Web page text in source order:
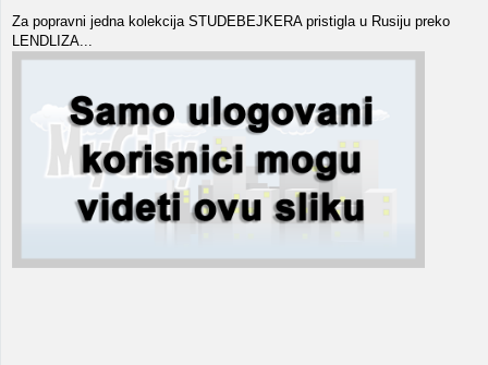
Za popravni jedna kolekcija STUDEBEJKERA pristigla u Rusiju preko
LENDLIZA...